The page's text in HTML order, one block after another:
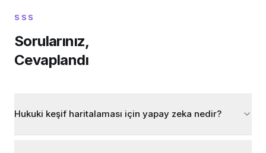
SSS
Sorularınız,
Cevaplandı
Hukuki keşif haritalaması için yapay zeka nedir?